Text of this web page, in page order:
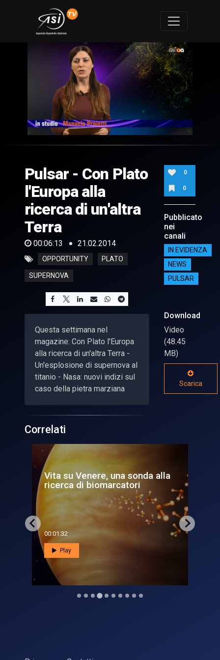
of
13
seconds
Pulsar - Con Plato
l'Europa alla
ricerca di un'altra
Terra
00:06:13 21.02.2014
OPPORTUNITY PLATO
SUPERNOVA
Questa settimana nel
magazine: Con Plato l'Europa
alla ricerca di un'altra Terra -
Un'esplosione di supernova al
titanio - Nasa: nuovi indizi sul
caso della pietra marziana
0
0
Pubblicato
nei
canali
IN EVIDENZA
NEWS
PULSAR
Download
Video
(48.45
MB)
Scarica
Correlati
Pulsar - L'America alla
scoperta di Europa
00:06:42